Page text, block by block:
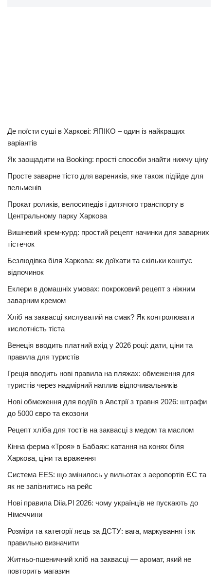
Де поїсти суші в Харкові: ЯПІКО – один із найкращих
варіантів
Як заощадити на Booking: прості способи знайти нижчу ціну
Просте заварне тісто для вареників, яке також підійде для
пельменів
Прокат роликів, велосипедів і дитячого транспорту в
Центральному парку Харкова
Вишневий крем-курд: простий рецепт начинки для заварних
тістечок
Безлюдівка біля Харкова: як доїхати та скільки коштує
відпочинок
Еклери в домашніх умовах: покроковий рецепт з ніжним
заварним кремом
Хліб на заквасці кислуватий на смак? Як контролювати
кислотність тіста
Венеція вводить платний вхід у 2026 році: дати, ціни та
правила для туристів
Греція вводить нові правила на пляжах: обмеження для
туристів через надмірний наплив відпочивальників
Нові обмеження для водіїв в Австрії з травня 2026: штрафи
до 5000 євро та екозони
Рецепт хліба для тостів на заквасці з медом та маслом
Кінна ферма «Троя» в Бабаях: катання на конях біля
Харкова, ціни та враження
Система EES: що змінилось у вильотах з аеропортів ЄС та
як не запізнитись на рейс
Нові правила Diia.Pl 2026: чому українців не пускають до
Німеччини
Розміри та категорії яєць за ДСТУ: вага, маркування і як
правильно визначити
Житньо-пшеничний хліб на заквасці — аромат, який не
повторить магазин